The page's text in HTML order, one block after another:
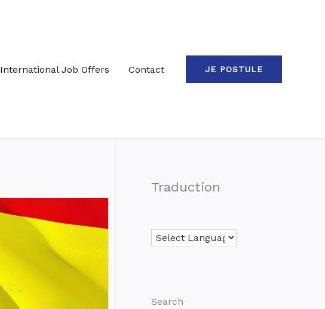
International Job Offers Contact JE POSTULE
Traduction
Search